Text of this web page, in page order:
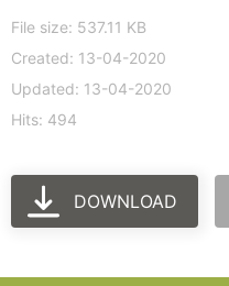
File size: 537.11 KB
Created: 13-04-2020
Updated: 13-04-2020
Hits: 494
DOWNLOAD